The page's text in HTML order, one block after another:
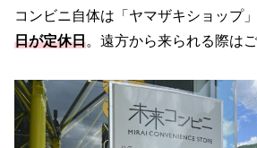
コンビニ自体は「ヤマザキショップ
日が定休日。遠方から来られる際は